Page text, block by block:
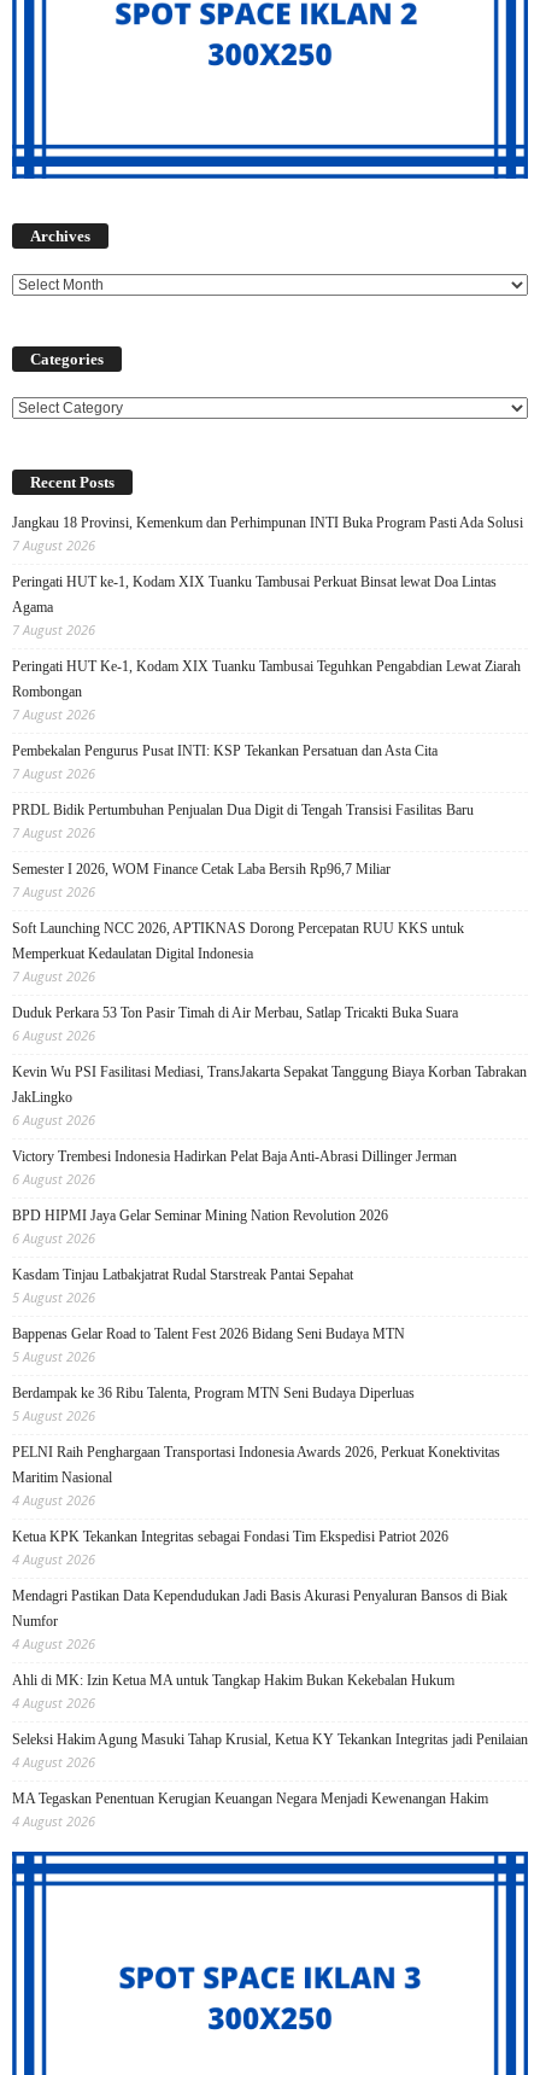
Archives
Categories
Categories
Recent Posts
Jangkau 18 Provinsi, Kemenkum dan Perhimpunan INTI Buka Program Pasti Ada Solusi
7 August 2026
Peringati HUT ke-1, Kodam XIX Tuanku Tambusai Perkuat Binsat lewat Doa Lintas
Agama
7 August 2026
Peringati HUT Ke-1, Kodam XIX Tuanku Tambusai Teguhkan Pengabdian Lewat Ziarah
Rombongan
7 August 2026
Pembekalan Pengurus Pusat INTI: KSP Tekankan Persatuan dan Asta Cita
7 August 2026
PRDL Bidik Pertumbuhan Penjualan Dua Digit di Tengah Transisi Fasilitas Baru
7 August 2026
Semester I 2026, WOM Finance Cetak Laba Bersih Rp96,7 Miliar
7 August 2026
Soft Launching NCC 2026, APTIKNAS Dorong Percepatan RUU KKS untuk
Memperkuat Kedaulatan Digital Indonesia
7 August 2026
Duduk Perkara 53 Ton Pasir Timah di Air Merbau, Satlap Tricakti Buka Suara
6 August 2026
Kevin Wu PSI Fasilitasi Mediasi, TransJakarta Sepakat Tanggung Biaya Korban Tabrakan
JakLingko
6 August 2026
Victory Trembesi Indonesia Hadirkan Pelat Baja Anti-Abrasi Dillinger Jerman
6 August 2026
BPD HIPMI Jaya Gelar Seminar Mining Nation Revolution 2026
6 August 2026
Kasdam Tinjau Latbakjatrat Rudal Starstreak Pantai Sepahat
5 August 2026
Bappenas Gelar Road to Talent Fest 2026 Bidang Seni Budaya MTN
5 August 2026
Berdampak ke 36 Ribu Talenta, Program MTN Seni Budaya Diperluas
5 August 2026
PELNI Raih Penghargaan Transportasi Indonesia Awards 2026, Perkuat Konektivitas
Maritim Nasional
4 August 2026
Ketua KPK Tekankan Integritas sebagai Fondasi Tim Ekspedisi Patriot 2026
4 August 2026
Mendagri Pastikan Data Kependudukan Jadi Basis Akurasi Penyaluran Bansos di Biak
Numfor
4 August 2026
Ahli di MK: Izin Ketua MA untuk Tangkap Hakim Bukan Kekebalan Hukum
4 August 2026
Seleksi Hakim Agung Masuki Tahap Krusial, Ketua KY Tekankan Integritas jadi Penilaian
4 August 2026
MA Tegaskan Penentuan Kerugian Keuangan Negara Menjadi Kewenangan Hakim
4 August 2026